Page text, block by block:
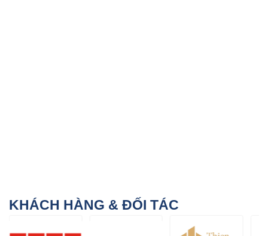
KHÁCH HÀNG & ĐỐI TÁC